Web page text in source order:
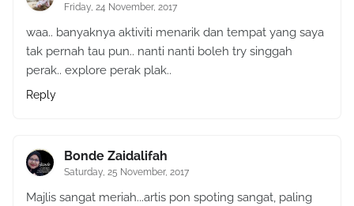
Friday, 24 November, 2017
waa.. banyaknya aktiviti menarik dan tempat yang saya
tak pernah tau pun.. nanti nanti boleh try singgah
perak.. explore perak plak..
Reply
Bonde Zaidalifah
Saturday, 25 November, 2017
Majlis sangat meriah...artis pon spoting sangat, paling